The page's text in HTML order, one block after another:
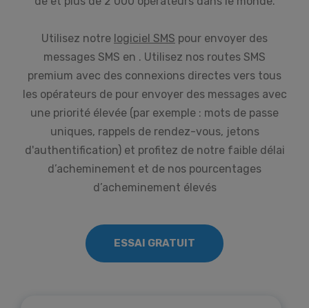
Utilisez notre logiciel SMS pour envoyer des
messages SMS en . Utilisez nos routes SMS
premium avec des connexions directes vers tous
les opérateurs de pour envoyer des messages avec
une priorité élevée (par exemple : mots de passe
uniques, rappels de rendez-vous, jetons
d'authentification) et profitez de notre faible délai
d’acheminement et de nos pourcentages
d’acheminement élevés
ESSAI GRATUIT